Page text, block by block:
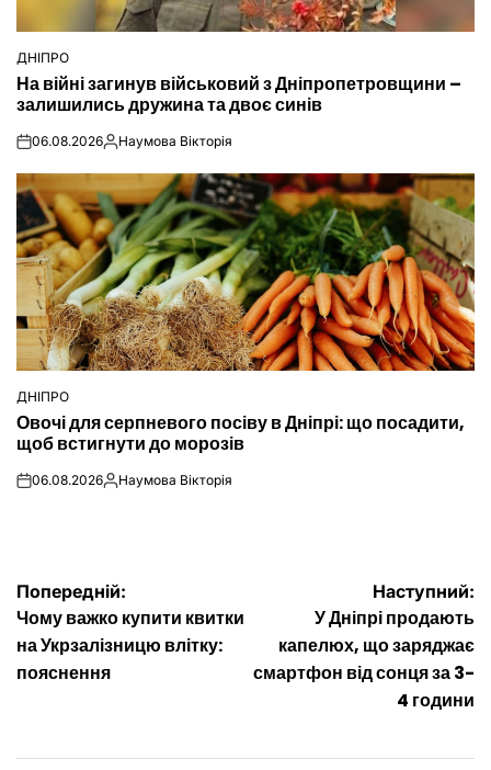
ОПУБЛІКУВАТИ
У
ДНІПРО
На війні загинув військовий з Дніпропетровщини –
залишились дружина та двоє синів
on06.08.2026Опубліковано
Наумова Вікторія
ОПУБЛІКУВАТИ
У
ДНІПРО
Овочі для серпневого посіву в Дніпрі: що посадити,
щоб встигнути до морозів
on06.08.2026Опубліковано
Наумова Вікторія
Навігація
записів
Попередній:
Чому важко купити квитки
на Укрзалізницю влітку:
пояснення
Наступний:
У Дніпрі продають
капелюх, що заряджає
смартфон від сонця за 3-
4 години